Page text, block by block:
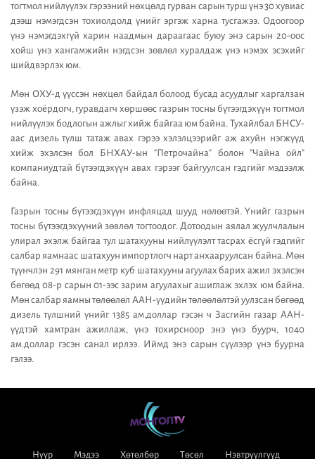
тогтмол нийлүүлэх гэрээний нөхцөлд гурван сарын турш үнэ 30 хувиас
дээш нэмэгдсэн тохиолдолд үнийг эргэж харна тусгажээ. Одоогоор
үнэ нэмэгдэхгүй харин наадмын дараагаас буюу энэ сарын 20-оос
хойш үнэ хангамжийн нэгдсэн зөвлөл хуралдаж үнэ нэмэх эсэхийг
шийдвэрлэх юм.
Мөн ОХУ-д үүссэн нөхцөл байдал болоод бусад асуудлыг харгалзан
үзэж хоёрдогч, гуравдагч хөршөөс газрын тосны бүтээгдэхүүн тогтмол
нийлүүлэх бодлогын ажлыг хийж байгаа юм байна. Тухайлбал БНСУ-
аас дизель түлш татаж авах гэрээ хэлэлцээрийг аж ахуйн нэгжүүд
хийж эхэлсэн бол БНХАУ-ын "Петрочайна" болон "Чайна ойл"
компаниудтай бүтээгдэхүүн авах гэрээг байгуулсан гэдгийг мэдээлж
байна.
Газрын тосны бүтээгдэхүүн инфляцад шууд нөлөөтэй. Үнийг газрын
тосны бүтээгдэхүүний зөвлөл тогтоодог. Дотоодын аялал жуулчлалын
улирал эхэлж байгаа тул шатахууны нийлүүлэлт тасрах ёсгүй гэдгийг
салбар яамнаас шатахуун импортлогч нарт анхааруулсан байна. Мөн
түүнчлэн 291 мянган метр куб шатахууны агуулах барих ажил эхэлсэн
бөгөөд 08-р сарын 01-ээс зарим агуулахыг ашиглаж эхлэх юм байна.
Мөн салбар яамны төлөөлөл ААН-үүдийн төлөөлөлтэй уулзсан бөгөөд
дизель түлшний үнийг 1385 ам.доллар гэсэн ч Засгийн газар ААН-
үүдтэй хамтран ажиллаж, үнэ тохирсноор энэ үнэ буурч, 1040
ам.доллар гэсэн санал ирлээ. Иймд энэ сарын сүүлээр үнэ буурна
гэлээ.
Нүүр Мэдээ Хөтөлбөр Төсөл Нэвтрүүлгүүд